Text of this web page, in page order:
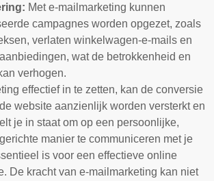
Met e-mailmarketing kunnen
campagnes worden opgezet, zoals
verlaten winkelwagen-e-mails en
wat de betrokkenheid en
verhogen.
effectief in te zetten, kan de conversie
website aanzienlijk worden versterkt en
je in staat om op een persoonlijke,
manier te communiceren met je
is voor een effectieve online
De kracht van e-mailmarketing kan niet